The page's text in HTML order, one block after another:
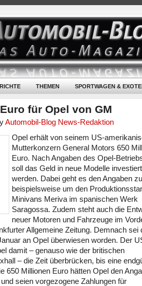
THEMEN SPORTWAGEN &
für Opel von GM
Automobil-Blog News-Redaktion
Opel erhält von seinem US-
Mutterkonzern General Motors 650
Euro. Nach Angaben des Opel-
soll das Geld in neue Modelle investiert
werden. Dabei geht es den Angaben
beispielsweise um den
Minivans Meriva im spanischen Werk
Saragossa. Zudem steht auch die
neuer Motoren und Fahrzeuge im
Allgemeine Zeitung. Demnach sei
an Opel überwiesen worden. Der
damit – genauso wie der britischen
– die Zeit überbrücken, bis eine
650 Millionen Euro hätten Opel den
seien vorgezogene Zahlungen für